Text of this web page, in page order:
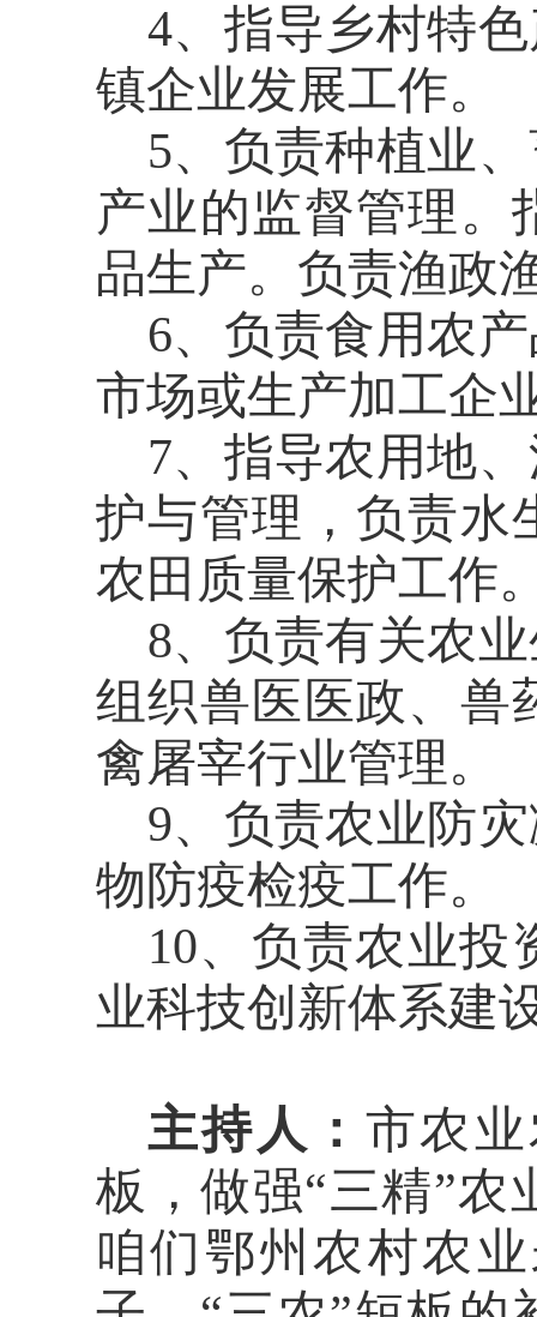
4、指导乡村特
镇企业发展工作。
5、负责种植业
产业的监督管理。
品生产。负责渔政
6、负责食用农
市场或生产加工企
7、指导农用地
护与管理，负责水
农田质量保护工作
8、负责有关农
组织兽医医政、兽
禽屠宰行业管理。
9、负责农业防
物防疫检疫工作。
10、负责农业投
业科技创新体系建
主持人： 市农
板，做强“三精”农
咱们鄂州农村农